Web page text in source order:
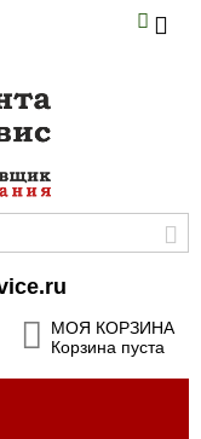
МОЯ КОРЗИНА
Корзина пуста